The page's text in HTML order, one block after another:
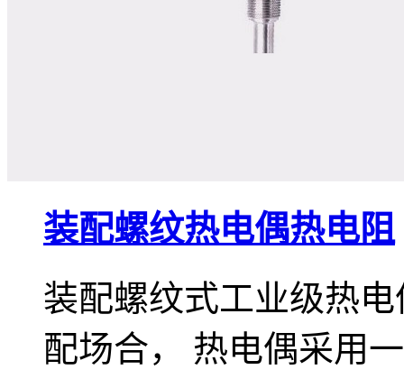
装配螺纹热电偶热电阻
装配螺纹式工业级热
配场合， 热电偶采用